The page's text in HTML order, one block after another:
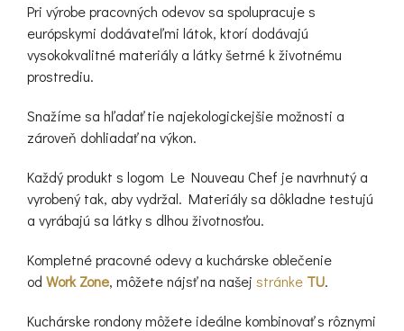
Pri výrobe pracovných odevov sa spolupracuje s
európskymi dodávateľmi látok, ktorí dodávajú
vysokokvalitné materiály a látky šetrné k životnému
prostrediu.
Snažíme sa hľadať tie najekologickejšie možnosti a
zároveň dohliadať na výkon.
Každý produkt s logom Le Nouveau Chef je navrhnutý a
vyrobený tak, aby vydržal. Materiály sa dôkladne testujú
a vyrábajú sa látky s dlhou životnosťou.
Kompletné pracovné odevy a kuchárske oblečenie
od Work Zone, môžete nájsť na našej stránke TU.
Kuchárske rondony môžete ideálne kombinovať s rôznymi